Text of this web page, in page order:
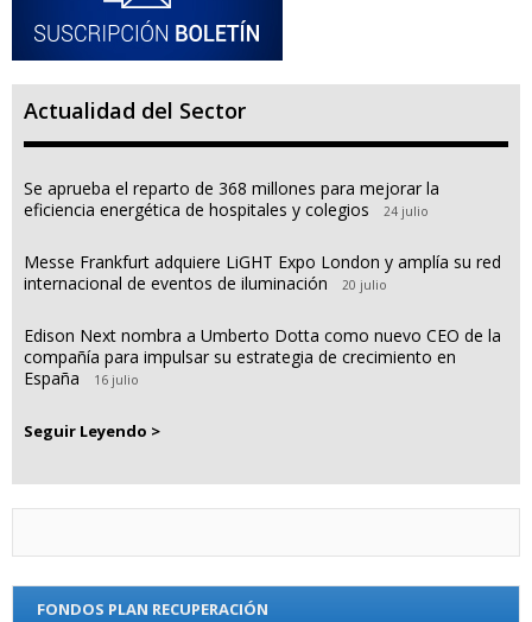
Actualidad del Sector
Se aprueba el reparto de 368 millones para mejorar la
eficiencia energética de hospitales y colegios
24 julio
Messe Frankfurt adquiere LiGHT Expo London y amplía su red
internacional de eventos de iluminación
20 julio
Edison Next nombra a Umberto Dotta como nuevo CEO de la
compañía para impulsar su estrategia de crecimiento en
España
16 julio
Seguir Leyendo >
FONDOS PLAN RECUPERACIÓN